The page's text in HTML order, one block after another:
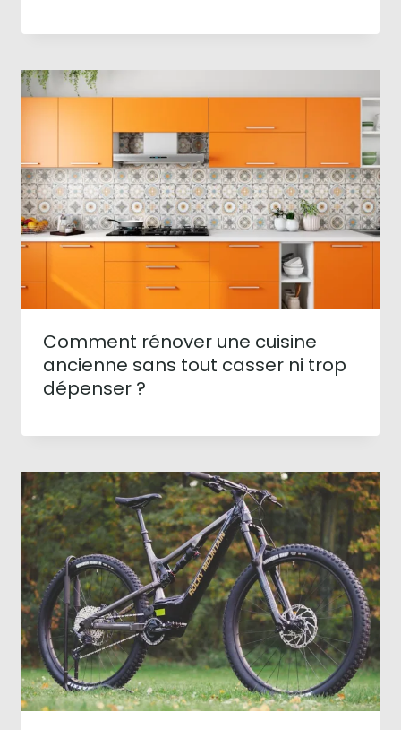
Comment rénover une cuisine
ancienne sans tout casser ni trop
dépenser ?